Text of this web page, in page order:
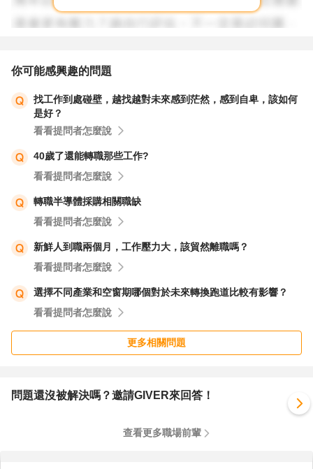
你可能感興趣的問題
找工作到處碰壁，越找越對未來感到茫然，感到自卑，該如何
是好？
看看提問者怎麼說
40歲了還能轉職那些工作?
看看提問者怎麼說
轉職半導體採購相關職缺
看看提問者怎麼說
新鮮人到職兩個月，工作壓力大，該貿然離職嗎？
看看提問者怎麼說
選擇不同產業和空窗期哪個對於未來轉換跑道比較有影響？
看看提問者怎麼說
更多相關問題
問題還沒被解決嗎？邀請GIVER來回答！
查看更多職場前輩